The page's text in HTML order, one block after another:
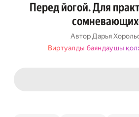
Перед йогой. Для
Автор Дарья
Виртуалды баяндаушы